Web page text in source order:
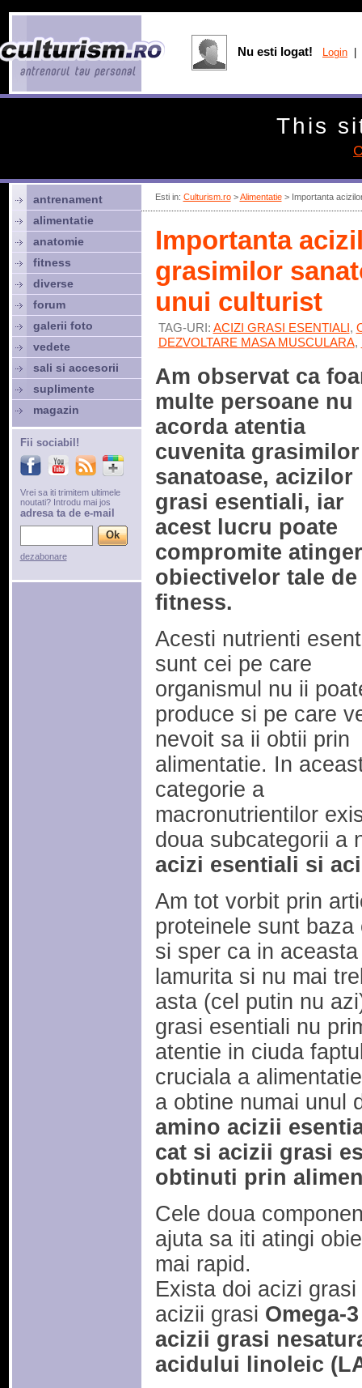
Esti in: Culturism.ro>Alimentatie> Importanta
Importanta
grasimilor
unui culturist
TAG-URI: ACIZI GRASI ESENTIALI,
DEZVOLTARE MASA MUSCULARA,
Am observat ca
multe persoane nu
acorda atentia
cuvenita grasimilor
sanatoase, acizilor
grasi esentiali, iar
acest lucru poate
compromite
obiectivelor tale de
fitness.
Acesti nutrienti
sunt cei pe care
organismul nu ii
produce si pe care
nevoit sa ii obtii prin
alimentatie. In
categorie a
macronutrientilor
doua subcategorii a
acizi esentiali si
Am tot vorbit prin
proteinele sunt
si sper ca in
lamurita si nu mai
asta (cel putin nu
grasi esentiali nu
atentie in ciuda
cruciala a
a obtine numai unul
amino acizii
cat si acizii grasi
obtinuti prin
Cele doua
ajuta sa iti atingi
mai rapid.
Exista doi acizi
acizii grasi Omega-
acizii grasi
acidului linoleic
antrenament
alimentatie
anatomie
fitness
diverse
forum
galerii foto
vedete
sali si accesorii
suplimente
magazin
Fii sociabil!
Vrei sa iti trimitem ultimele
noutati? Introdu mai jos
adresa ta de e-mail
dezabonare
Nu esti logat! Login
This